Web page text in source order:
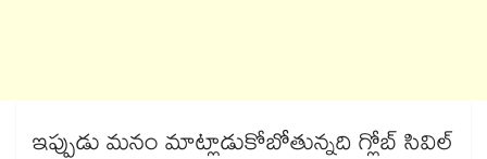
ఇప్పుడు మనం మాట్లాడుకోబోతున్నది గ్లోబ్ సివిల్